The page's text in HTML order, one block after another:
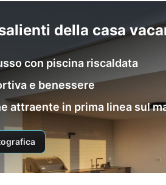
della casa
con piscina riscaldata
e benessere
attraente in prima linea sul